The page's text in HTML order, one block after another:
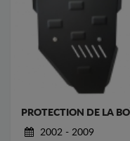
PROTECTION DE LA
2002 - 2009